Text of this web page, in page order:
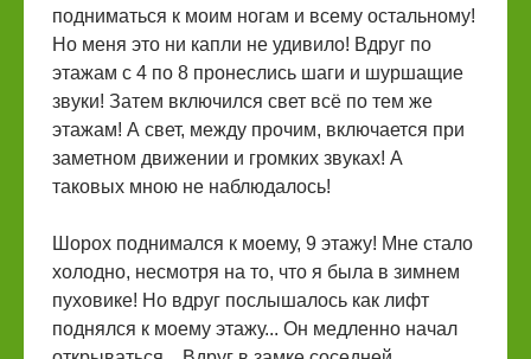
подниматься к моим ногам и всему остальному!
Но меня это ни капли не удивило! Вдруг по
этажам с 4 по 8 пронеслись шаги и шуршащие
звуки! Затем включился свет всё по тем же
этажам! А свет, между прочим, включается при
заметном движении и громких звуках! А
таковых мною не наблюдалось!
Шорох поднимался к моему, 9 этажу! Мне стало
холодно, несмотря на то, что я была в зимнем
пуховике! Но вдруг послышалось как лифт
поднялся к моему этажу... Он медленно начал